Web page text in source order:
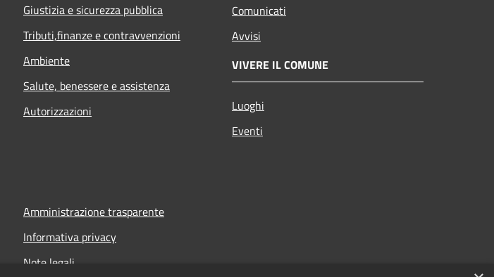
Giustizia e sicurezza pubblica
Tributi,finanze e contravvenzioni
Ambiente
Salute, benessere e assistenza
Autorizzazioni
Comunicati
Avvisi
VIVERE IL COMUNE
Luoghi
Eventi
Amministrazione trasparente
Informativa privacy
Note legali